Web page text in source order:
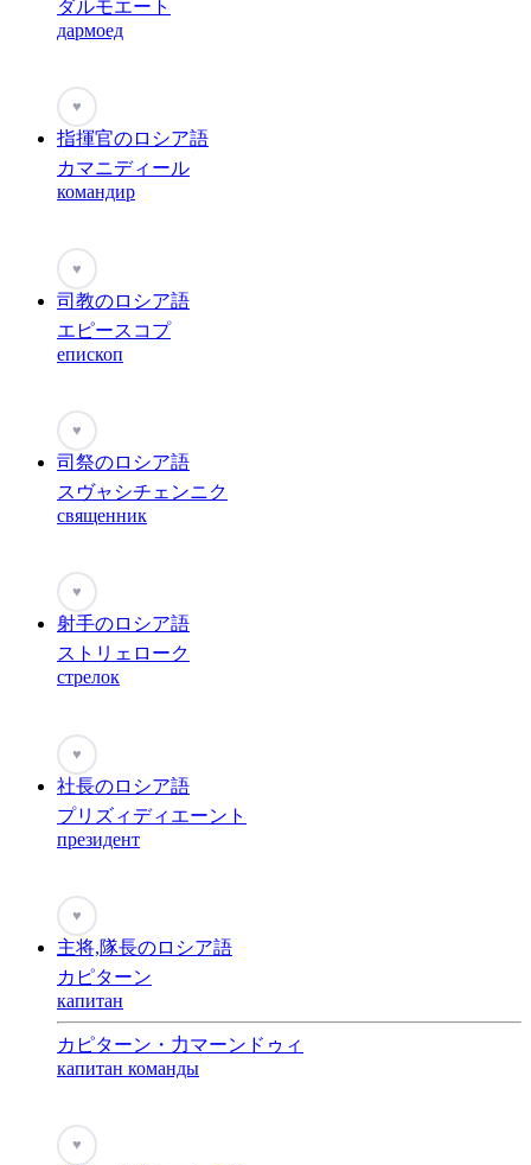
ダルモエート
дармоед
♥
指揮官のロシア語
カマニディール
командир
♥
司教のロシア語
エピースコプ
епископ
♥
司祭のロシア語
スヴャシチェンニク
священник
♥
射手のロシア語
ストリェローク
стрелок
♥
社長のロシア語
プリズィディエーント
президент
♥
主将,隊長のロシア語
カピターン
капитан
カピターン・力マーンドゥィ
капитан команды
♥